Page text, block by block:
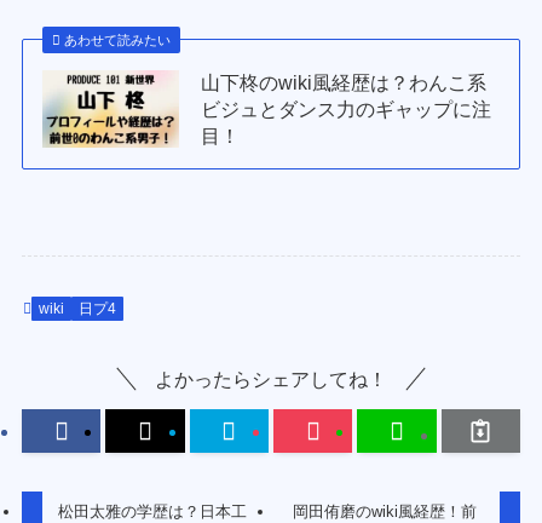
あわせて読みたい
山下柊のwiki風経歴は？わんこ系
ビジュとダンス力のギャップに注
目！
wiki 日プ4
よかったらシェアしてね！
松田太雅の学歴は？日本工
岡田侑磨のwiki風経歴！前